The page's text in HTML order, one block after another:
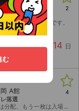
A館
し、一般指定席です。
残り 14 日
2
A館
落選
場後は端末を返却していただきます。入場方法にご理解のある...
4
む